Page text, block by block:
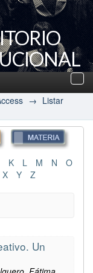
→ Listar
K L M N
O
X Y Z
Un